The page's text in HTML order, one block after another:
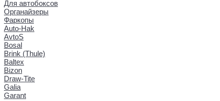
Для автобоксов
Органайзеры
Фаркопы
Auto-Hak
AvtoS
Bosal
Brink (Thule)
Baltex
Bizon
Draw-Tite
Galia
Garant